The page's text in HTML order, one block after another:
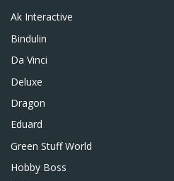
Ak Interactive
Bindulin
Da Vinci
Deluxe
Dragon
Eduard
Green Stuff World
Hobby Boss